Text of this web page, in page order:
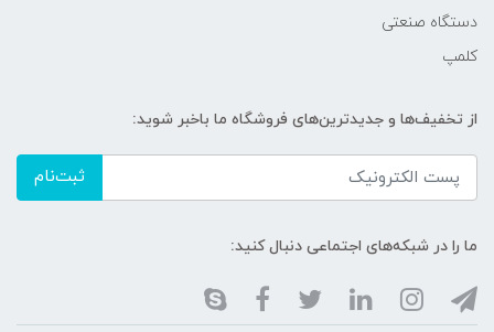
دستگاه صنعتی
کلمپ
از تخفیف‌ها و جدیدترین‌های فروشگاه ما باخبر شوید:
ثبت‌نام
ما را در شبکه‌های اجتماعی دنبال کنید: